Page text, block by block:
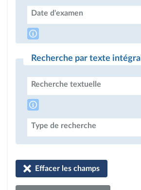
Date d'examen
Recherche par texte intégral
Recherche textuelle
Type de recherche
Effacer les champs